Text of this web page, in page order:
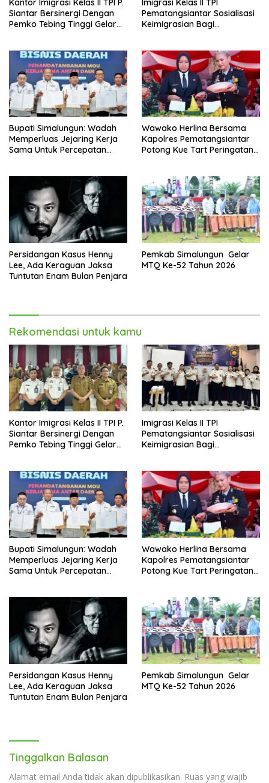
Siantar Bersinergi Dengan
Pemko Tebing Tinggi Gelar
Pematangsiantar Sosialisasi
Keimigrasian Bagi
Bupati Simalungun: Wadah
Memperluas Jejaring Kerja
Sama Untuk Percepatan
Wawako Herlina Bersama
Kapolres Pematangsiantar
Potong Kue Tart Peringatan
Persidangan Kasus Henny
Lee, Ada Keraguan Jaksa
Tuntutan Enam Bulan Penjara
Pemkab Simalungun Gelar
MTQ Ke-52 Tahun 2026
Rekomendasi untuk kamu
Kantor Imigrasi Kelas II TPI P.
Siantar Bersinergi Dengan
Pemko Tebing Tinggi Gelar
Imigrasi Kelas II TPI
Pematangsiantar Sosialisasi
Keimigrasian Bagi
Bupati Simalungun: Wadah
Memperluas Jejaring Kerja
Sama Untuk Percepatan
Wawako Herlina Bersama
Kapolres Pematangsiantar
Potong Kue Tart Peringatan
Persidangan Kasus Henny
Lee, Ada Keraguan Jaksa
Tuntutan Enam Bulan Penjara
Pemkab Simalungun Gelar
MTQ Ke-52 Tahun 2026
Tinggalkan Balasan
Alamat email Anda tidak akan dipublikasikan. Ruas yang wajib